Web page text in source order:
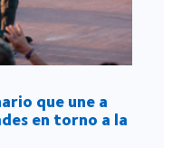
que une a
en torno a la